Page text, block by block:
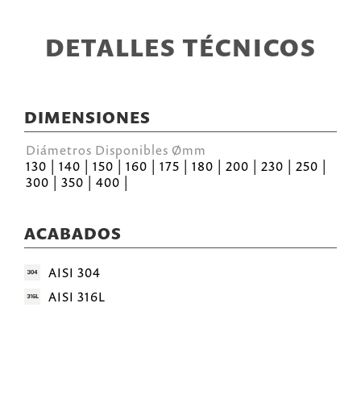
DETALLES TÉCNICOS
DIMENSIONES
Diámetros Disponibles Ømm
130 | 140 | 150 | 160 | 175 | 180 | 200 | 230 | 250 |
300 | 350 | 400 |
ACABADOS
AISI 304
AISI 316L